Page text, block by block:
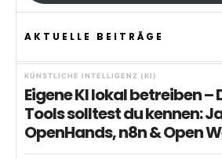
AKTUELLE BEITRÄGE
KÜNSTLICHE INTELLIGENZ (KI)
Eigene KI lokal betreiben –
Tools solltest du kennen:
OpenHands, n8n & Open